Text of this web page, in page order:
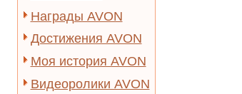
Награды AVON
Достижения AVON
Моя история AVON
Видеоролики AVON